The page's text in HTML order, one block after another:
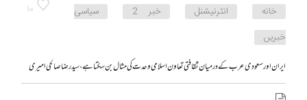
10 خانه انٹرنیشنل خبر 2
سیاسی
خبریں
ایران اور سعودی عرب کے درمیان ثقافتی تعاون اسلامی وحدت کی مثال بن سکتا ہے، سید رضا صالحی‌ امیری